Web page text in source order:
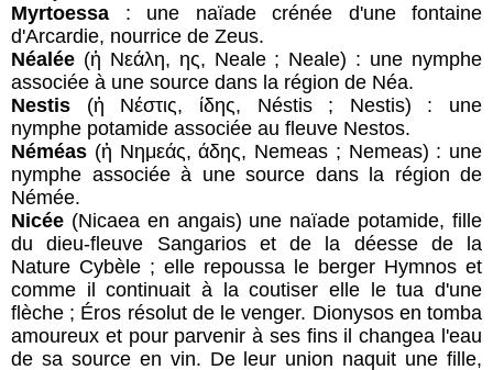
Myrtoessa : une naïade crénée d'une fontaine
d'Arcardie, nourrice de Zeus.
Néalée (ἡ Νεάλη, ης, Neale ; Neale) : une nymphe
associée à une source dans la région de Néa.
Nestis (ἡ Νέστις, ίδης, Néstis ; Nestis) : une
nymphe potamide associée au fleuve Nestos.
Néméas (ἡ Νημεάς, άδης, Nemeas ; Nemeas) : une
nymphe associée à une source dans la région de
Némée.
Nicée (Nicaea en angais) une naïade potamide, fille
du dieu-fleuve Sangarios et de la déesse de la
Nature Cybèle ; elle repoussa le berger Hymnos et
comme il continuait à la coutiser elle le tua d'une
flèche ; Éros résolut de le venger. Dionysos en tomba
amoureux et pour parvenir à ses fins il changea l'eau
de sa source en vin. De leur union naquit une fille,